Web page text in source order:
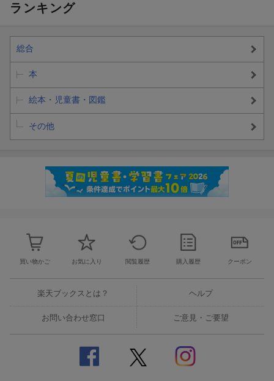
ランキング
総合
本
絵本・児童書・図鑑
その他
買い物かご お気に入り 閲覧履歴 購入履歴 クーポン
楽天ブックスとは？ ヘルプ
お問い合わせ窓口 ご意見・ご要望